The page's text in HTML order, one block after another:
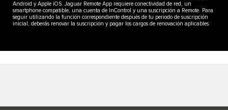
Android y Apple iOS. Jaguar Remote App requiere conectividad de red, un
smartphone compatible, una cuenta de InControl y una suscripción a Remote. Para
seguir utilizando la función correspondiente después de tu periodo de suscripción
inicial, deberás renovar la suscripción y pagar los cargos de renovación aplicables.